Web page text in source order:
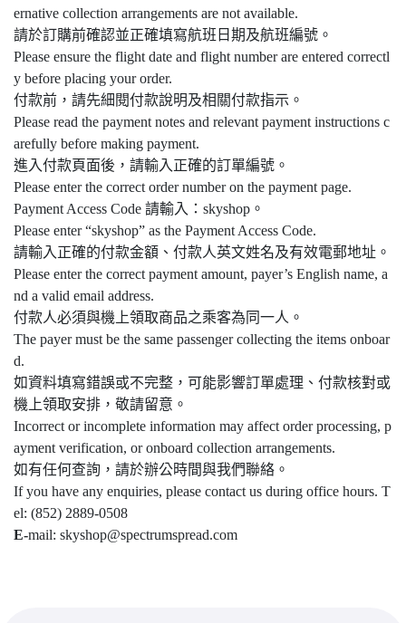
ernative collection arrangements are not available.
請於訂購前確認並正確填寫航班日期及航班編號。
Please ensure the flight date and flight number are entered correctl
y before placing your order.
付款前，請先細閱付款說明及相關付款指示。
Please read the payment notes and relevant payment instructions c
arefully before making payment.
進入付款頁面後，請輸入正確的訂單編號。
Please enter the correct order number on the payment page.
Payment Access Code 請輸入：skyshop。
Please enter “skyshop” as the Payment Access Code.
請輸入正確的付款金額、付款人英文姓名及有效電郵地址。
Please enter the correct payment amount, payer’s English name, a
nd a valid email address.
付款人必須與機上領取商品之乘客為同一人。
The payer must be the same passenger collecting the items onboar
d.
如資料填寫錯誤或不完整，可能影響訂單處理、付款核對或
機上領取安排，敬請留意。
Incorrect or incomplete information may affect order processing, p
ayment verification, or onboard collection arrangements.
如有任何查詢，請於辦公時間與我們聯絡。
If you have any enquiries, please contact us during office hours. T
el: (852) 2889-0508
E-mail: skyshop@spectrumspread.com